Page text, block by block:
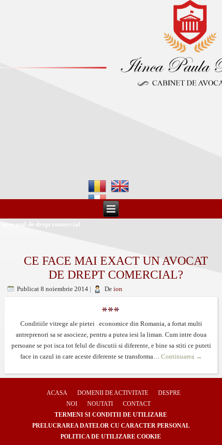
avocatul de drept comercial
CE FACE MAI EXACT UN AVOCAT
DE DREPT COMERCIAL?
Publicat 8 noiembrie 2014 | De ion
Conditiile vitrege ale pietei economice din Romania, a fortat multi
antreprenori sa se asocieze, pentru a putea iesi la liman. Cum intre doua
persoane se pot isca tot felul de discutii si diferente, e bine sa stiti ce puteti
face in cazul in care aceste diferente se transforma… Continuarea →
ACASA DOMENII DE ACTIVITATE
DESPRE
NOI
NOUTATI
CONTACT
TERMENI SI CONDITII DE UTILIZARE
PRELUCRAREA DATELOR CU CARACTER PERSONAL
POLITICA DE UTILIZARE COOKIE